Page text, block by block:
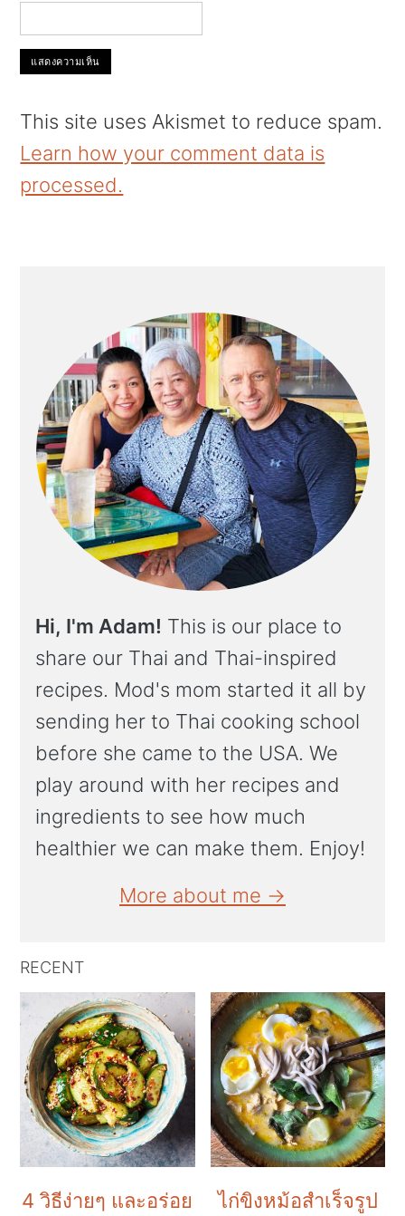
This site uses Akismet to reduce spam.
Learn how your comment data is
processed.
Hi, I'm Adam! This is our place to
share our Thai and Thai-inspired
recipes. Mod's mom started it all by
sending her to Thai cooking school
before she came to the USA. We
play around with her recipes and
ingredients to see how much
healthier we can make them. Enjoy!
More about me →
RECENT
4 วิธีง่ายๆ และอร่อย ไก่ขิงหม้อสำเร็จรูป